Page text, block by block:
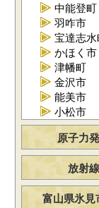
中能登町
羽咋市
宝達志水
かほく市
津幡町
金沢市
能美市
小松市
原子力
放射
富山県氷見